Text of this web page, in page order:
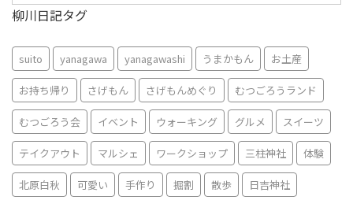
柳川日記タグ
suito yanagawa yanagawashi うまかもん お土産
お持ち帰り さげもん さげもんめぐり むつごろうランド
むつごろう会 イベント ウォーキング グルメ スイーツ
テイクアウト マルシェ ワークショップ 三柱神社 体験
北原白秋 可愛い 手作り 掘割 散歩 日吉神社